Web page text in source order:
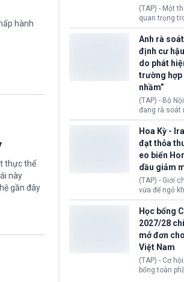
hành
thực thể
này
gần đây
chính quyền
Donald
phủ cánh tả
da Silva đang
gay gắt.
(TAP) - Một
quan trọng
sách nhập
Zealand
thêm cơ hội
người muốn
nay, người
gan B hoặc
sẽ không còn
định không
chuẩn sức
chi phí điều
Anh rà
định cư
do phát
trường hợp
nhầm”
(TAP) - Bộ
đang rà soát
sơ thuộc
Định cư EU
Settlement
EUSS) sau
có trường
quy chế cư
Brexit “do
Động thái này
lên lo ngại về
thi Thỏa
Liên minh
(Withdrawal
Agreement).
Hoa Kỳ -
đạt thỏa
eo biển
dầu giảm
(TAP) - Giới
vừa để ngỏ
sớm đạt
Iran nhằm
Hormuz, mở
việc khôi
động hàng
tín hiệu ngoại
cực này lập
đến thị
lượng, kéo
Học bổng
2027/28
mở đơn
Việt Nam
(TAP) - Cơ
bổng toàn